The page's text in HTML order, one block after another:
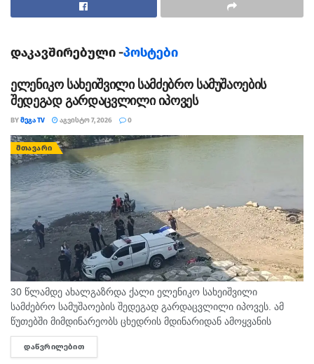
დაკავშირებული -პოსტები
ელენიკო სახეიშვილი სამძებრო სამუშაოების
შედეგად გარდაცვლილი იპოვეს
BYᲛᲔᲒᲐ TV ᲐᲒᲕᲘᲡᲢᲝ 7, 2026 0
ᲛᲗᲐᲕᲐᲠᲘ
30 წლამდე ახალგაზრდა ქალი ელენიკო სახეიშვილი
სამძებრო სამუშაოების შედეგად გარდაცვლილი იპოვეს. ამ
წუთებში მიმდინარეობს ცხედრის მდინარიდან ამოყვანის
ოპერაცია. ინფორმაციას ,,თაიმერი" ავრცელებს.
ᲓᲐᲬᲕᲠᲘᲚᲔᲑᲘᲗ